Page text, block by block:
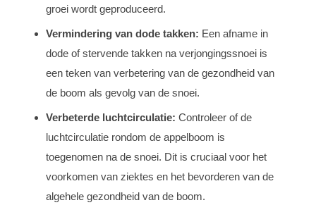
groei wordt geproduceerd.
Vermindering van dode takken: Een afname in
dode of stervende takken na verjongingssnoei is
een teken van verbetering van de gezondheid van
de boom als gevolg van de snoei.
Verbeterde luchtcirculatie: Controleer of de
luchtcirculatie rondom de appelboom is
toegenomen na de snoei. Dit is cruciaal voor het
voorkomen van ziektes en het bevorderen van de
algehele gezondheid van de boom.